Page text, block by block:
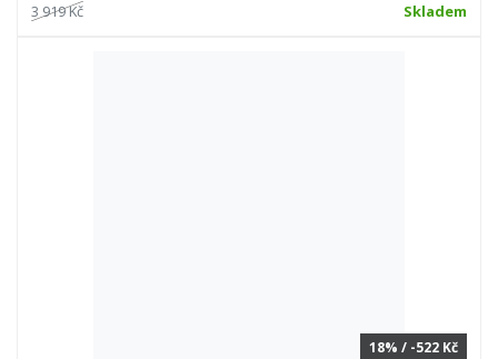
3 919 Kč Skladem
18% / -522 Kč